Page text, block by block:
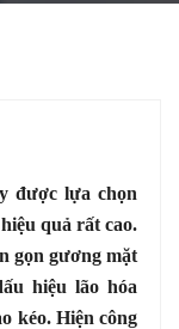
được lựa chọn
quả rất cao.
gọn gương mặt
hiệu lão hóa
kéo. Hiện công